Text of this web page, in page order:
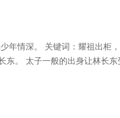
年情深。 关键词：耀祖出柜
。 太子一般的出身让林长
了这位要风得雨的二世祖。